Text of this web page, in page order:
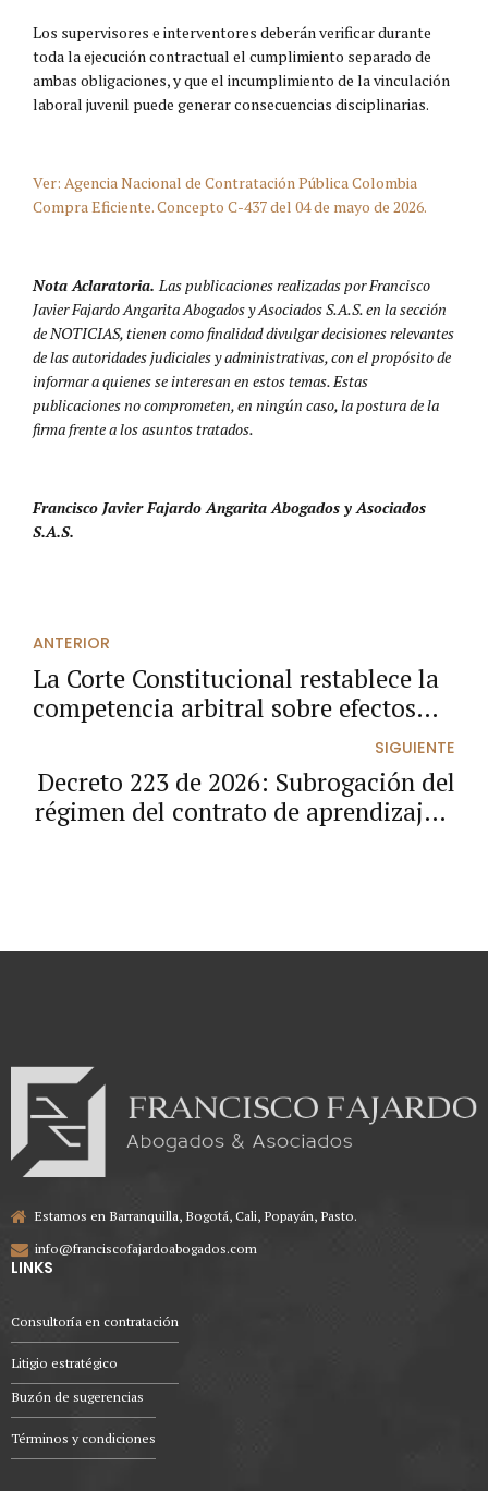
Los supervisores e interventores deberán verificar durante
toda la ejecución contractual el cumplimiento separado de
ambas obligaciones, y que el incumplimiento de la vinculación
laboral juvenil puede generar consecuencias disciplinarias.
Ver: Agencia Nacional de Contratación Pública Colombia
Compra Eficiente. Concepto C-437 del 04 de mayo de 2026.
Nota Aclaratoria.Las publicaciones realizadas por Francisco
Javier Fajardo Angarita Abogados y Asociados S.A.S. en la sección
de NOTICIAS, tienen como finalidad divulgar decisiones relevantes
de las autoridades judiciales y administrativas, con el propósito de
informar a quienes se interesan en estos temas. Estas
publicaciones no comprometen, en ningún caso, la postura de la
firma frente a los asuntos tratados.
Francisco Javier Fajardo Angarita Abogados y Asociados
S.A.S.
ANTERIOR
La Corte Constitucional restablece la
competencia arbitral sobre efectos
económicos de actos administrativos
en contratos estatales
SIGUIENTE
Decreto 223 de 2026: Subrogación del
régimen del contrato de aprendizaje y
Estamos en Barranquilla, Bogotá, Cali, Popayán, Pasto.
info@franciscofajardoabogados.com
LINKS
Consultoría en contratación
Litigio estratégico
Buzón de sugerencias
Términos y condiciones